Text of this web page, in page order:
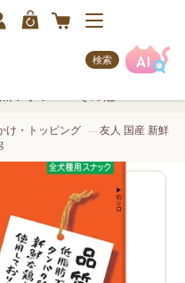
検索
け・トッピング
友人 国産 新鮮